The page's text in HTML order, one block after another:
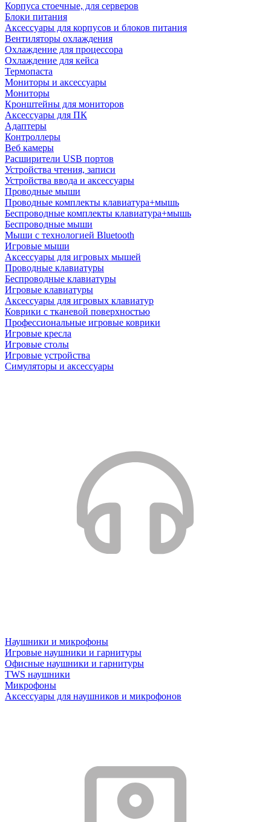
Корпуса стоечные, для серверов
Блоки питания
Аксессуары для корпусов и блоков питания
Вентиляторы охлаждения
Охлаждение для процессора
Охлаждение для кейса
Термопаста
Мониторы и аксессуары
Мониторы
Кронштейны для мониторов
Аксессуары для ПК
Адаптеры
Контроллеры
Веб камеры
Расширители USB портов
Устройства чтения, записи
Устройства ввода и аксессуары
Проводные мыши
Проводные комплекты клавиатура+мышь
Беспроводные комплекты клавиатура+мышь
Беспроводные мыши
Мыши с технологией Bluetooth
Игровые мыши
Аксессуары для игровых мышей
Проводные клавиатуры
Беспроводные клавиатуры
Игровые клавиатуры
Аксессуары для игровых клавиатур
Коврики с тканевой поверхностью
Профессиональные игровые коврики
Игровые кресла
Игровые столы
Игровые устройства
Симуляторы и аксессуары
Наушники и микрофоны
Игровые наушники и гарнитуры
Офисные наушники и гарнитуры
TWS наушники
Микрофоны
Аксессуары для наушников и микрофонов